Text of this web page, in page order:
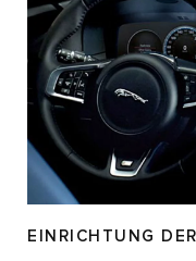
EINRICHTUNG